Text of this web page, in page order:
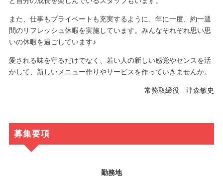
また、仕事もプライベートも充実するように、年に一度、約一週
間のリフレッシュ休暇を実施しています。みんなそれぞれ思い思
いの休暇を過ごしています♪
愛される味を守るだけでなく、若い人の新しい感覚やセンスを活
かして、新しいメニュー作りやサービスを作っていきませんか。
常務取締役 津森敏史
募集要項
勤務地